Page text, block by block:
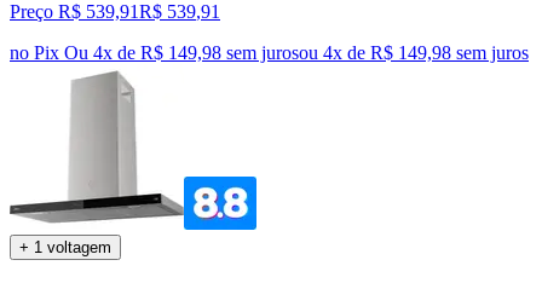
Preço R$ 539,91R$ 539,91
no Pix Ou 4x de R$ 149,98 sem jurosou 4x de R$ 149,98 sem juros
+ 1 voltagem